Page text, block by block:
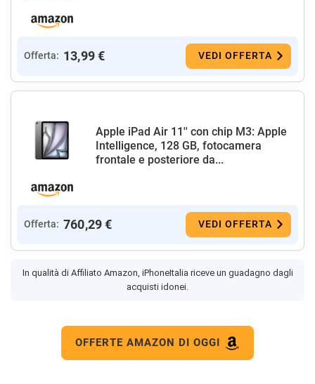
Offerta: 13,99 € VEDI OFFERTA
Apple iPad Air 11'' con chip M3: Apple
Intelligence, 128 GB, fotocamera
frontale e posteriore da...
Offerta: 760,29 € VEDI OFFERTA
In qualità di Affiliato Amazon, iPhoneItalia riceve un guadagno dagli
acquisti idonei.
OFFERTE AMAZON DI OGGI